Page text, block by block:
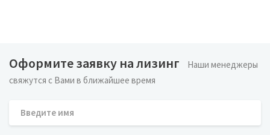
Оформите заявку на лизинг
Наши менеджеры
свяжутся с Вами в ближайшее время